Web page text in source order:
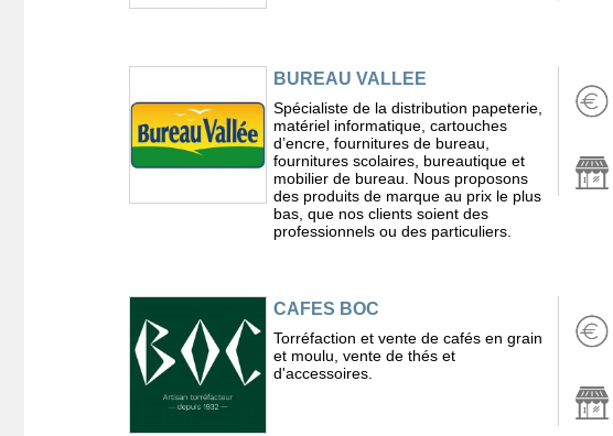
BUREAU VALLEE
Spécialiste de la distribution papeterie,
matériel informatique, cartouches
d’encre, fournitures de bureau,
fournitures scolaires, bureautique et
mobilier de bureau. Nous proposons
des produits de marque au prix le plus
bas, que nos clients soient des
professionnels ou des particuliers.
CAFES BOC
Torréfaction et vente de cafés en grain
et moulu, vente de thés et
d'accessoires.